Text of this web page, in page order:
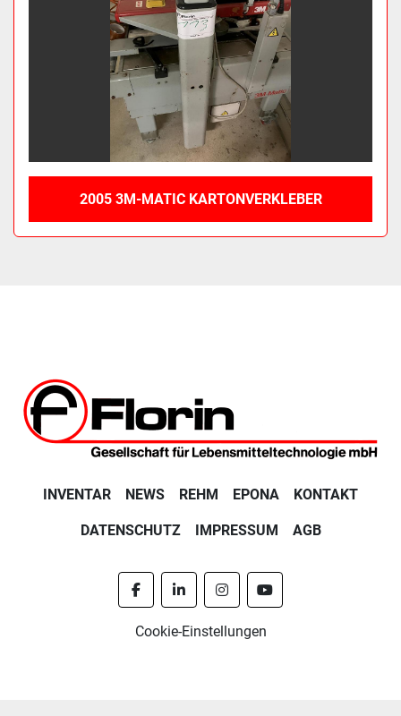
2005 3M-MATIC KARTONVERKLEBER
INVENTAR NEWS REHM EPONA KONTAKT
DATENSCHUTZ IMPRESSUM AGB
facebooklinkedininstagramyoutube
Cookie-Einstellungen